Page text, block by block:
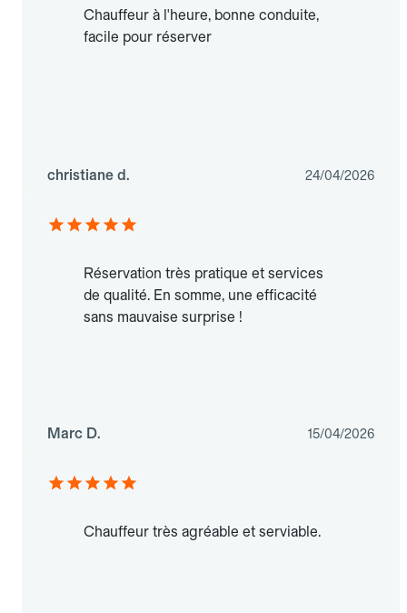
Chauffeur à l'heure, bonne conduite,
facile pour réserver
christiane d. 24/04/2026
Réservation très pratique et services
de qualité. En somme, une efficacité
sans mauvaise surprise !
Marc D. 15/04/2026
Chauffeur très agréable et serviable.